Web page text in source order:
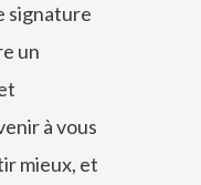
signature
un
à vous
mieux, et